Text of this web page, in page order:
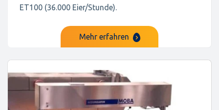
ET100 (36.000 Eier/Stunde).
Mehr erfahren